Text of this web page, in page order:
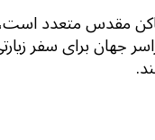
مقدس متعدد
جهان برای سفر